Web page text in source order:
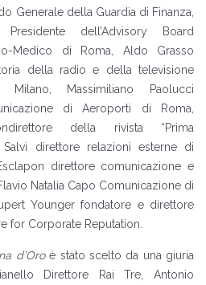
Generale della Guardia di Finanza,
dell’Advisory Board
Medico di Roma, Aldo Grasso
della radio e della televisione
Milano, Massimiliano Paolucci
di Aeroporti di Roma,
della rivista “Prima
Salvi direttore relazioni esterne di
direttore comunicazione e
Natalia Capo Comunicazione di
Younger fondatore e direttore
for Corporate Reputation.
d’Oroè stato scelto da una giuria
Direttore Rai Tre, Antonio